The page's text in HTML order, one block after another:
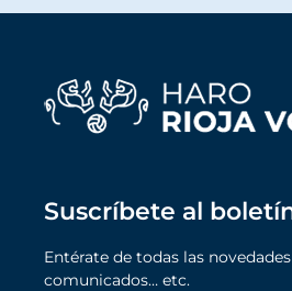
Suscríbete al
Entérate de todas las
comunicados… etc.